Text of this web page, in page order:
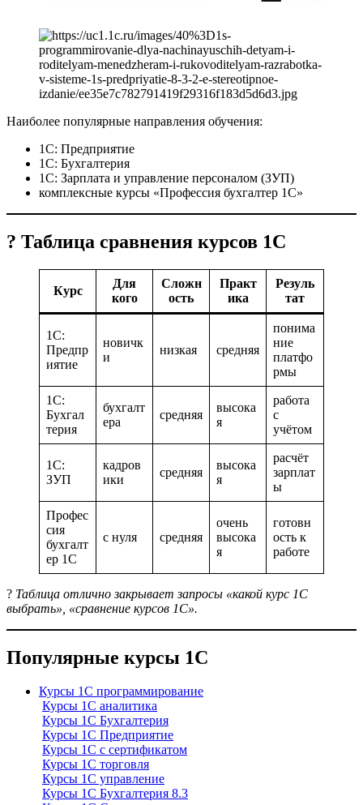
Наиболее популярные направления обучения:
1С: Предприятие
1С: Бухгалтерия
1С: Зарплата и управление персоналом (ЗУП)
комплексные курсы «Профессия бухгалтер 1С»
? Таблица сравнения курсов 1С
Курс
Для
кого
Сложн
ость
Практ
ика
Резуль
тат
1С:
Предпр
иятие
новичк
и
низкая средняя
понима
ние
платфо
рмы
1С:
Бухгал
терия
бухгалт
ера
средняя
высока
я
работа
с
учётом
1С:
ЗУП
кадров
ики
средняя
высока
я
расчёт
зарплат
ы
Профес
сия
бухгалт
ер 1С
с нуля средняя
очень
высока
я
готовн
ость к
работе
? Таблица отлично закрывает запросы «какой курс 1С
выбрать», «сравнение курсов 1С».
Популярные курсы 1С
Курсы 1С программирование
Курсы 1С аналитика
Курсы 1С Бухгалтерия
Курсы 1С Предприятие
Курсы 1С с сертификатом
Курсы 1С торговля
Курсы 1С управление
Курсы 1С Бухгалтерия 8.3